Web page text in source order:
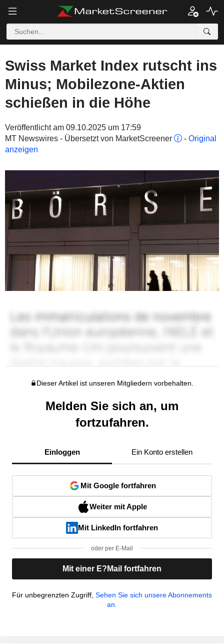
Swiss Market Index rutscht ins
Minus; Mobilezone-Aktien
schießen in die Höhe
Veröffentlicht am 09.10.2025 um 17:59
MT Newswires - Übersetzt von MarketScreener
- Original
anzeigen
Dieser Artikel ist unseren Mitgliedern vorbehalten.
Melden Sie sich an, um
fortzufahren.
Einloggen Ein Konto erstellen
Mit Google fortfahren
Weiter mit Apple
Mit LinkedIn fortfahren
oder per E-Mail
Mit einer E?Mail fortfahren
Für unbegrenzten Zugriff, Sehen Sie sich unsere Abonnements
an.